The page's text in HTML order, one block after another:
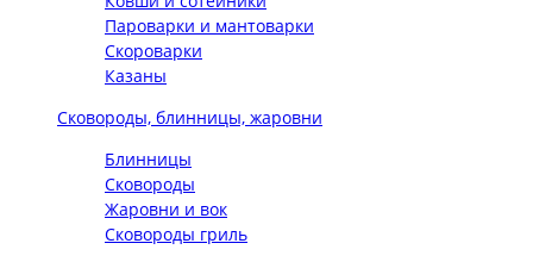
Пароварки и мантоварки
Скороварки
Казаны
Сковороды, блинницы, жаровни
Блинницы
Сковороды
Жаровни и вок
Сковороды гриль